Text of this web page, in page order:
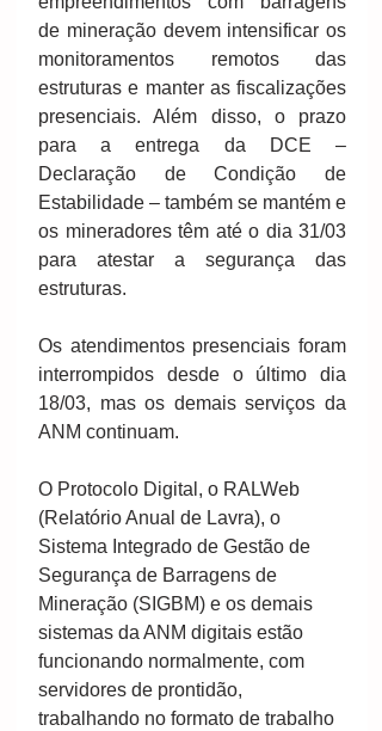
de mineração devem intensificar os
monitoramentos remotos das
estruturas e manter as fiscalizações
presenciais. Além disso, o prazo
para a entrega da DCE –
Declaração de Condição de
Estabilidade – também se mantém e
os mineradores têm até o dia 31/03
para atestar a segurança das
estruturas.
Os atendimentos presenciais foram
interrompidos desde o último dia
18/03, mas os demais serviços da
ANM continuam.
O Protocolo Digital, o RALWeb
(Relatório Anual de Lavra), o
Sistema Integrado de Gestão de
Segurança de Barragens de
Mineração (SIGBM) e os demais
sistemas da ANM digitais estão
funcionando normalmente, com
servidores de prontidão,
trabalhando no formato de trabalho